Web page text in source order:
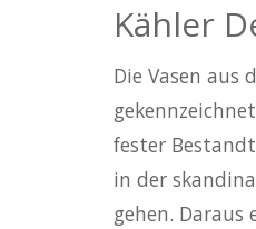
Kähler
Die Vasen aus
fester
in der
gehen.